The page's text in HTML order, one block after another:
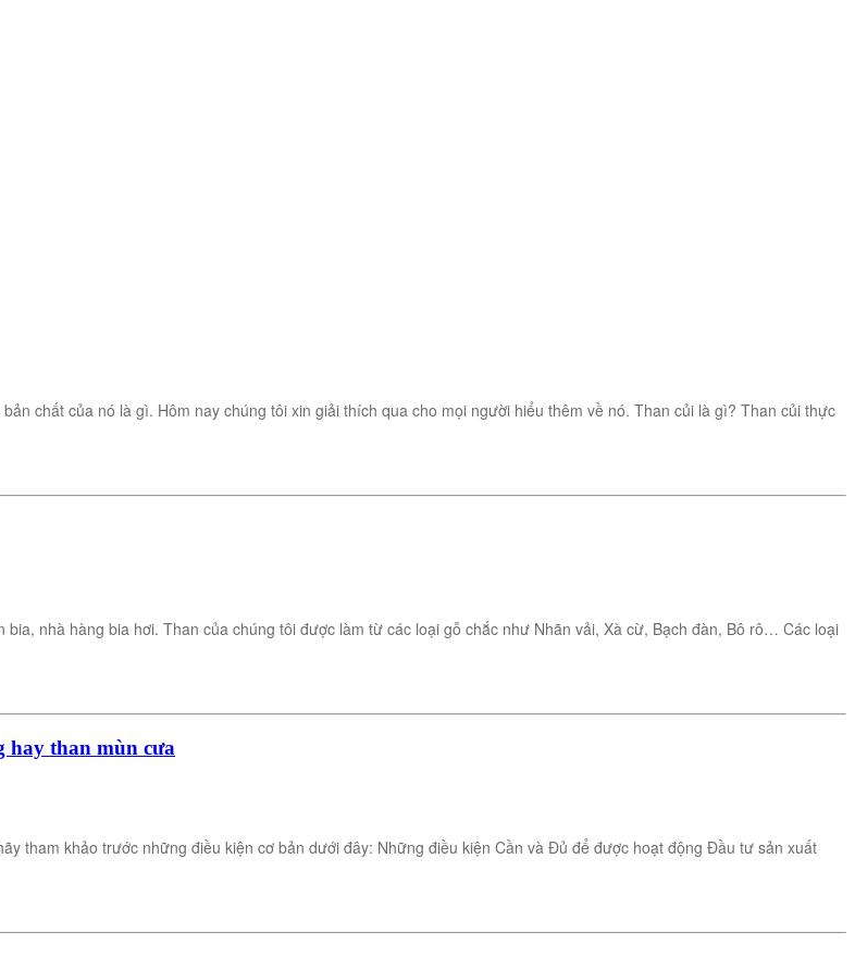
chất của nó là gì. Hôm nay chúng tôi xin giải thích qua cho mọi người hiểu thêm về nó. Than củi là gì? Than củi thực
nhà hàng bia hơi. Than của chúng tôi được làm từ các loại gỗ chắc như Nhãn vải, Xà cừ, Bạch đàn, Bô rô… Các loại
hay than mùn cưa
tham khảo trước những điều kiện cơ bản dưới đây: Những điều kiện Cần và Đủ để được hoạt động Đầu tư sản xuất